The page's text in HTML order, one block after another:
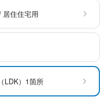
居住住宅用
LDK）1箇所